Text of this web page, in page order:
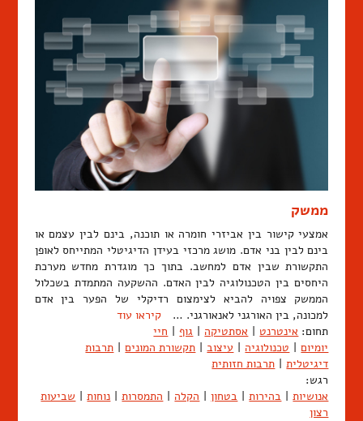
ממשק
אמצעי קישור בין אביזרי חומרה או תוכנה, בינם לבין עצמם או
בינם לבין בני אדם. מושג מרכזי בעידן הדיגיטלי המתייחס לאופן
התקשורת שבין אדם למחשב. בתוך כך מוגדרת מחדש מערכת
היחסים בין הטכנולוגיה לבין האדם. ההשקעה המתמדת בשכלול
הממשק צפויה להביא לצימצום רדיקלי של הפער בין אדם
למכונה, בין האורגני לאנאורגני. … קיראו עוד
תחום: אינטרנט | אסתטיקה | גוף | חיי
יומיום | טכנולוגיה | עיצוב | תקשורת המונים | תרבות
דיגיטלית | תרבות חזותית
רגש:
אנושיות | בהירות | בטחון | הקלה | התמסרות | נוחות | שביעות
רצון